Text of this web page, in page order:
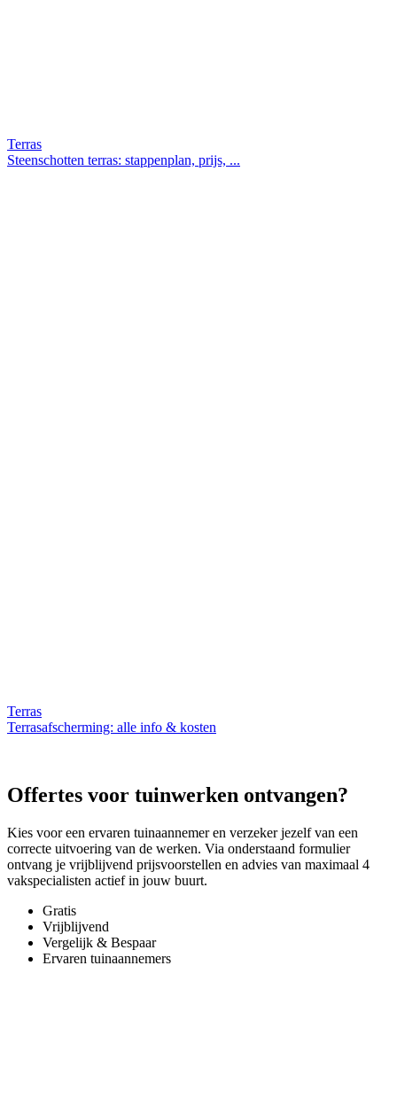
Terras
Steenschotten terras: stappenplan, prijs, ...
Terras
Terrasafscherming: alle info & kosten
Offertes voor tuinwerken ontvangen?
Kies voor een ervaren tuinaannemer en verzeker jezelf van een
correcte uitvoering van de werken. Via onderstaand formulier
ontvang je vrijblijvend prijsvoorstellen en advies van maximaal 4
vakspecialisten actief in jouw buurt.
Gratis
Vrijblijvend
Vergelijk & Bespaar
Ervaren tuinaannemers